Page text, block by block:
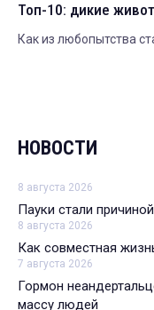
Топ-10: дикие
Как из любопытства
НОВОСТИ
8 августа 2026
Пауки стали
8 августа 2026
Как совместная
7 августа 2026
Гормон
массу людей